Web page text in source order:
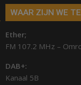
WAAR ZIJN WE
Ether;
FM 107.2 MHz –
DAB+:
Kanaal 5B